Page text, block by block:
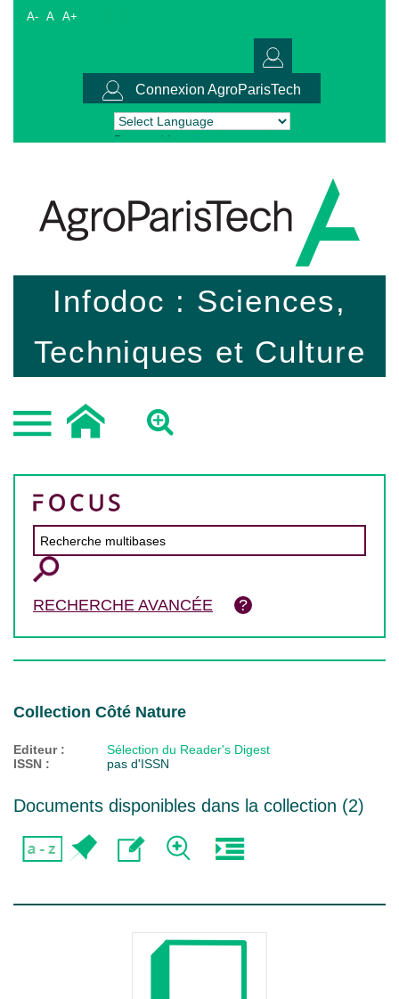
A- A A+
Connexion AgroParisTech
Powered by Translate
Infodoc : Sciences,
Techniques et Culture
RECHERCHE AVANCÉE
Collection Côté Nature
Editeur :
Sélection du Reader's Digest
ISSN :
pas d'ISSN
Documents disponibles dans la collection (2)